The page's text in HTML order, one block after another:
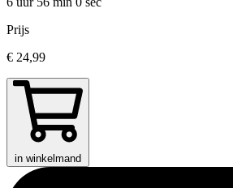
Prijs
€ 24,99
in winkelmand